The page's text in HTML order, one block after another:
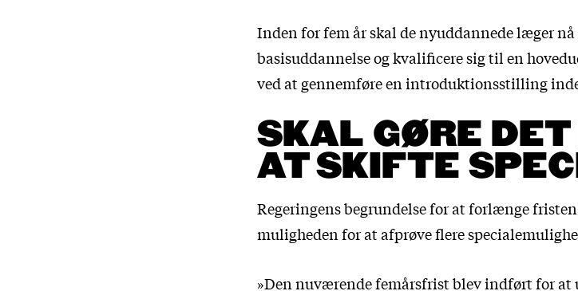
Inden for fem år skal de nyuddannede læger
basisuddannelse og kvalificere sig til en
ved at gennemføre en introduktionsstilling
SKAL GØRE
AT SKIFTE
Regeringens begrundelse for at forlænge
muligheden for at afprøve flere
»Den nuværende femårsfrist blev indført for at